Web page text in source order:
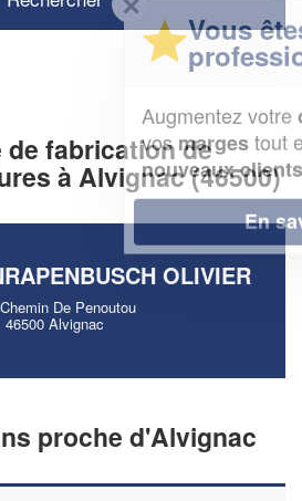
fabrication de
à Alvignac (46500)
OLIVIER
De Penoutou
46500 Alvignac
proche d'Alvignac
êtes un
professionnel ?
chiffre d'affaireset
tout en gagnant de
clients!
En savoir plus